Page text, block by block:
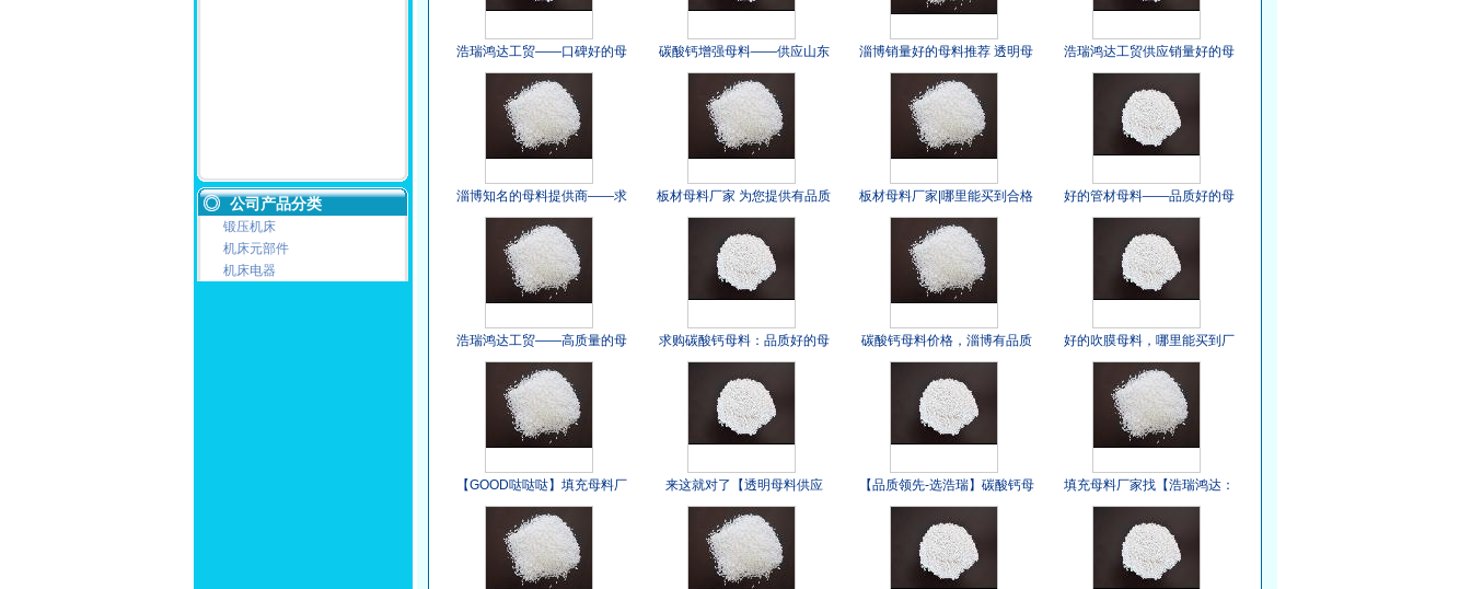
公司产品分类
锻压机床
机床元部件
机床电器
浩瑞鸿达工贸——口碑好的母
料供应商——好的吹膜母料
碳酸钙增强母料——供应山东
好用的母料
淄博销量好的母料推荐 透明母
料价格
浩瑞鸿达工贸供应销量好的母
料 吹塑专用母料
淄博知名的母料提供商——求
购碳酸钙母料
板材母料厂家 为您提供有品质
的母料资讯
板材母料厂家|哪里能买到合格
的母料
好的管材母料——品质好的母
料生产厂家
浩瑞鸿达工贸——高质量的母
料供应商|好的片材母料
求购碳酸钙母料：品质好的母
料多少钱
碳酸钙母料价格，淄博有品质
的母料提供商
好的吹膜母料，哪里能买到厂
家批发母料
【GOOD哒哒哒】填充母料厂
家|优质填充母料|填充母料报价
来这就对了【透明母料供应
商】【透明母料生产厂家】透
明母料批发
【品质领先-选浩瑞】碳酸钙母
料厂家【碳酸钙母料批发】碳
酸钙母料价格
填充母料厂家找【浩瑞鸿达：
可靠的质量保证】